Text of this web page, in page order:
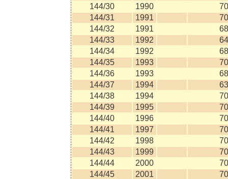
144/30
1990
70
144/31
1991
70
144/32
1991
68
144/33
1992
64
144/34
1992
68
144/35
1993
70
144/36
1993
68
144/37
1994
63
144/38
1994
70
144/39
1995
70
144/40
1996
70
144/41
1997
70
144/42
1998
70
144/43
1999
70
144/44
2000
70
144/45
2001 70